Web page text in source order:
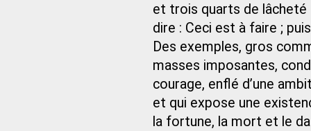
et trois quarts de lâcheté
dire : Ceci est à faire ;
Des exemples, gros
masses imposantes,
courage, enflé d’une
et qui expose une
la fortune, la mort et le